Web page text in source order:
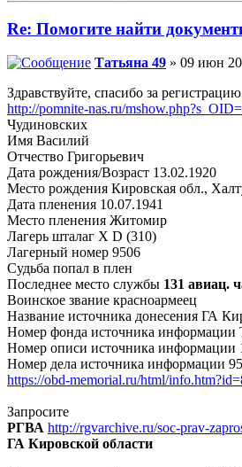
Re: Помогите найти
Татьяна 49 » 09 июн
Здравствуйте, спасибо за
http://pomnite-nas.ru/
Чудиновских
Имя Василий
Отчество Григорьевич
Дата рождения/Возраст 13.02.1920
Место рождения Кировская обл.,
Дата пленения 10.07.1941
Место пленения Житомир
Лагерь шталаг X D (310)
Лагерный номер 9506
Судьба попал в плен
Последнее место службы 131 авиац.
Воинское звание красноармеец
Название источника донесения ГА
Номер фонда источника информации
Номер описи источника информации
Номер дела источника информации
https://obd-memorial.ru/html/
Запросите
РГВА http://rgvarchive.ru/soc-prav-
ГА Кировской области